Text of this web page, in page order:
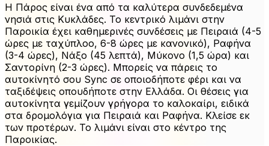
Η Πάρος είναι ένα από τα καλύτερα συνδεδεμένα
νησιά στις Κυκλάδες. Το κεντρικό λιμάνι στην
Παροικία έχει καθημερινές συνδέσεις με Πειραιά (4-5
ώρες με ταχύπλοο, 6-8 ώρες με κανονικό), Ραφήνα
(3-4 ώρες), Νάξο (45 λεπτά), Μύκονο (1,5 ώρα) και
Σαντορίνη (2-3 ώρες). Μπορείς να πάρεις το
αυτοκίνητό σου Sync σε οποιοδήποτε φέρι και να
ταξιδέψεις οπουδήποτε στην Ελλάδα. Οι θέσεις για
αυτοκίνητα γεμίζουν γρήγορα το καλοκαίρι, ειδικά
στα δρομολόγια για Πειραιά και Ραφήνα. Κλείσε εκ
των προτέρων. Το λιμάνι είναι στο κέντρο της
Παροικίας.